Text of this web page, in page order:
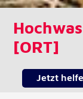
[ORT]
Jetzt
Google
Name:
Anbieter: